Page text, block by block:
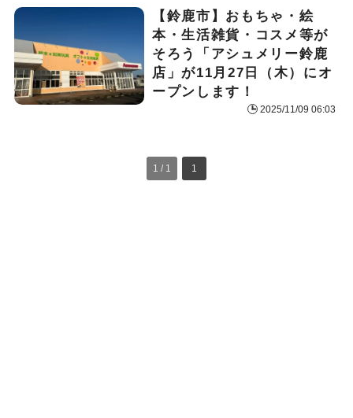
【鈴鹿市】おもちゃ・絵
本・生活雑貨・コスメ等が
そろう「アシュメリー鈴鹿
店」が11月27日（木）にオ
ープンします！
2025/11/09 06:03
1 / 1 1